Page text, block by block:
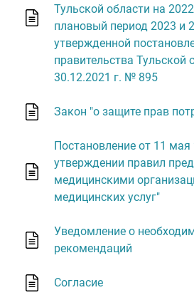
Тульской области на
плановый период 2023 и
утвержденной
правительства Тульской
30.12.2021 г. № 895
Закон "о защите прав
Постановление от 11 мая
утверждении правил
медицинскими
медицинских услуг"
Уведомление о
рекомендаций
Согласие